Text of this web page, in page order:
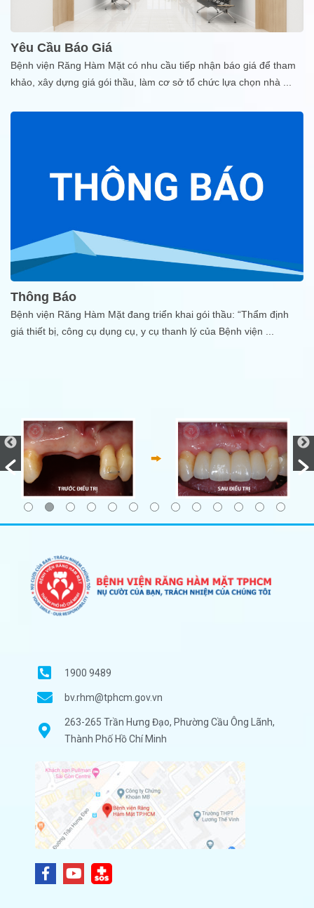
Yêu Cầu Báo Giá
Bệnh viện Răng Hàm Mặt có nhu cầu tiếp nhận báo giá để tham
khảo, xây dựng giá gói thầu, làm cơ sở tổ chức lựa chọn nhà
Thông Báo
Bệnh viện Răng Hàm Mặt đang triển khai gói thầu: “Thẩm định
giá thiết bị, công cụ dụng cụ, y cụ thanh lý của Bệnh viện
1900 9489
bv.rhm@tphcm.gov.vn
263-265 Trần Hưng Đạo, Phường Cầu Ông Lãnh,
Thành Phố Hồ Chí Minh